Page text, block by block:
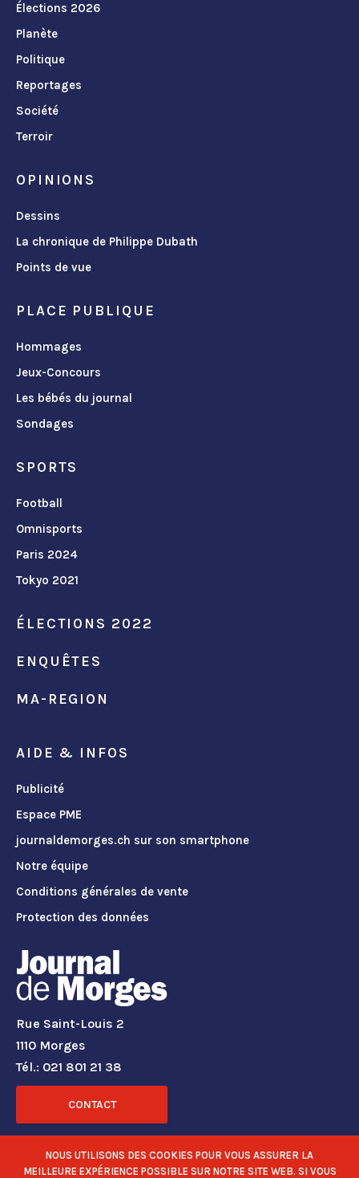
Élections 2026
Planète
Politique
Reportages
Société
Terroir
OPINIONS
Dessins
La chronique de Philippe Dubath
Points de vue
PLACE PUBLIQUE
Hommages
Jeux-Concours
Les bébés du journal
Sondages
SPORTS
Football
Omnisports
Paris 2024
Tokyo 2021
ÉLECTIONS 2022
ENQUÊTES
MA-REGION
AIDE & INFOS
Publicité
Espace PME
journaldemorges.ch sur son smartphone
Notre équipe
Conditions générales de vente
Protection des données
Rue Saint-Louis 2
1110 Morges
Tél.: 021 801 21 38
CONTACT
RÉSEAUX SOCIAUX
NOUS UTILISONS DES COOKIES POUR VOUS ASSURER LA
MEILLEURE EXPÉRIENCE POSSIBLE SUR NOTRE SITE WEB. SI VOUS